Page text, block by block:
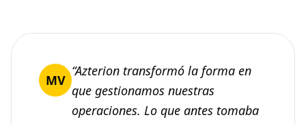
MV
“Azterion transformó la forma en
que gestionamos nuestras
operaciones. Lo que antes tomaba